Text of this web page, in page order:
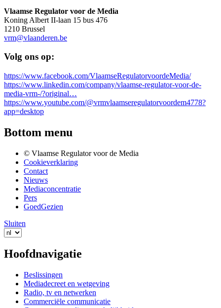
Vlaamse Regulator voor de Media
Koning Albert II-laan 15 bus 476
1210 Brussel
vrm@vlaanderen.be
Volg ons op:
https://www.facebook.com/VlaamseRegulatorvoordeMedia/
https://www.linkedin.com/company/vlaamse-regulator-voor-de-
media-vrm-/?original…
https://www.youtube.com/@vrmvlaamseregulatorvoordem4778?
app=desktop
Bottom menu
© Vlaamse Regulator voor de Media
Cookieverklaring
Contact
Nieuws
Mediaconcentratie
Pers
GoedGezien
Sluiten
Hoofdnavigatie
Beslissingen
Mediadecreet en wetgeving
Radio, tv en netwerken
Commerciële communicatie